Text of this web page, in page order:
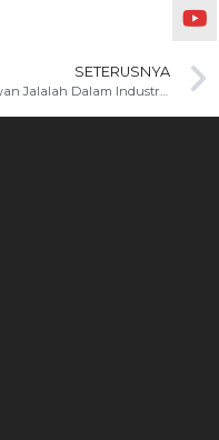
SETERUSNYA